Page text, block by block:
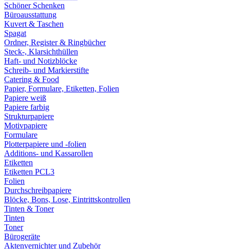
Schöner Schenken
Büroausstattung
Kuvert & Taschen
Spagat
Ordner, Register & Ringbücher
Steck-, Klarsichthüllen
Haft- und Notizblöcke
Schreib- und Markierstifte
Catering & Food
Papier, Formulare, Etiketten, Folien
Papiere weiß
Papiere farbig
Strukturpapiere
Motivpapiere
Formulare
Plotterpapiere und -folien
Additions- und Kassarollen
Etiketten
Etiketten PCL3
Folien
Durchschreibpapiere
Blöcke, Bons, Lose, Eintrittskontrollen
Tinten & Toner
Tinten
Toner
Bürogeräte
Aktenvernichter und Zubehör